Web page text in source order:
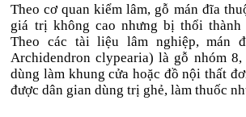
Theo cơ quan kiểm lâm, gỗ mán đĩa
giá trị không cao nhưng bị thổi thành
Theo các tài liệu lâm nghiệp, mán
Archidendron clypearia) là gỗ nhóm 8,
dùng làm khung cửa hoặc đồ nội thất
được dân gian dùng trị ghẻ, làm thuốc